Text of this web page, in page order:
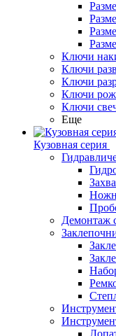
Ключи
Ключи
Ключи
Ключи
Ключи
Еще
Кузовная серия
Демонтаж